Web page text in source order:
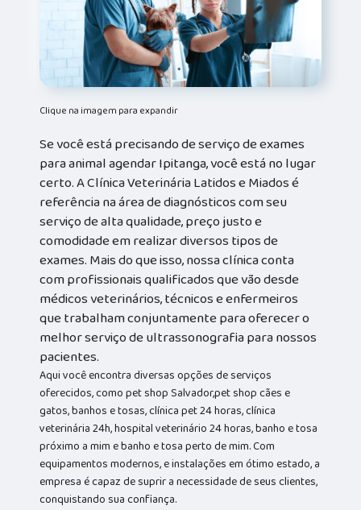
Clique na imagem para expandir
Se você está precisando de serviço de exames
para animal agendar Ipitanga, você está no lugar
certo. A Clínica Veterinária Latidos e Miados é
referência na área de diagnósticos com seu
serviço de alta qualidade, preço justo e
comodidade em realizar diversos tipos de
exames. Mais do que isso, nossa clínica conta
com profissionais qualificados que vão desde
médicos veterinários, técnicos e enfermeiros
que trabalham conjuntamente para oferecer o
melhor serviço de ultrassonografia para nossos
pacientes.
Aqui você encontra diversas opções de serviços
oferecidos, como pet shop Salvador,pet shop cães e
gatos, banhos e tosas, clínica pet 24 horas, clínica
veterinária 24h, hospital veterinário 24 horas, banho e tosa
próximo a mim e banho e tosa perto de mim. Com
equipamentos modernos, e instalações em ótimo estado, a
empresa é capaz de suprir a necessidade de seus clientes,
conquistando sua confiança.